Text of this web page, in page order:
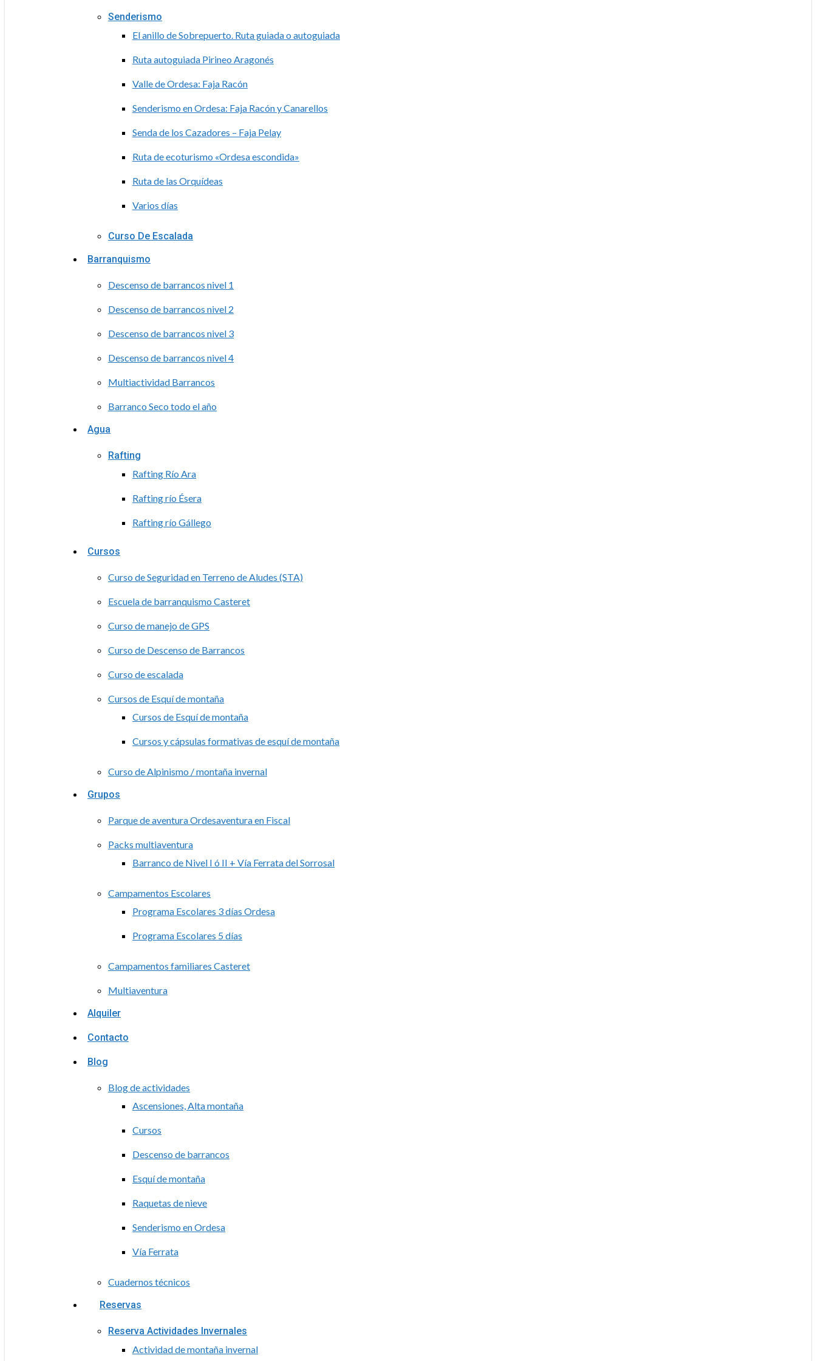
Senderismo
El anillo de Sobrepuerto. Ruta guiada o autoguiada
Ruta autoguiada Pirineo Aragonés
Valle de Ordesa: Faja Racón
Senderismo en Ordesa: Faja Racón y Canarellos
Senda de los Cazadores – Faja Pelay
Ruta de ecoturismo «Ordesa escondida»
Ruta de las Orquídeas
Varios días
Curso De Escalada
Barranquismo
Descenso de barrancos nivel 1
Descenso de barrancos nivel 2
Descenso de barrancos nivel 3
Descenso de barrancos nivel 4
Multiactividad Barrancos
Barranco Seco todo el año
Agua
Rafting
Rafting Río Ara
Rafting río Ésera
Rafting río Gállego
Cursos
Curso de Seguridad en Terreno de Aludes (STA)
Escuela de barranquismo Casteret
Curso de manejo de GPS
Curso de Descenso de Barrancos
Curso de escalada
Cursos de Esquí de montaña
Cursos de Esquí de montaña
Cursos y cápsulas formativas de esquí de montaña
Curso de Alpinismo / montaña invernal
Grupos
Parque de aventura Ordesaventura en Fiscal
Packs multiaventura
Barranco de Nivel I ó II + Vía Ferrata del Sorrosal
Campamentos Escolares
Programa Escolares 3 días Ordesa
Programa Escolares 5 días
Campamentos familiares Casteret
Multiaventura
Alquiler
Contacto
Blog
Blog de actividades
Ascensiones, Alta montaña
Cursos
Descenso de barrancos
Esquí de montaña
Raquetas de nieve
Senderismo en Ordesa
Vía Ferrata
Cuadernos técnicos
Reservas
Reserva Actividades Invernales
Actividad de montaña invernal